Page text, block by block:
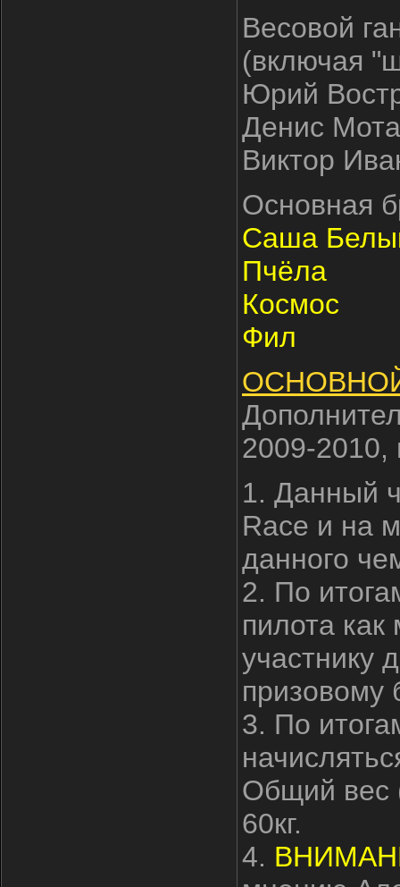
Весовой
(включая
Юрий
Денис
Виктор
Основная
Саша
Пчёла
Космос
Фил
2009-
1. Данный
Race и на
данного
2. По
пилота
участнику
призовому
3. По
Общий вес
60кг.
4.